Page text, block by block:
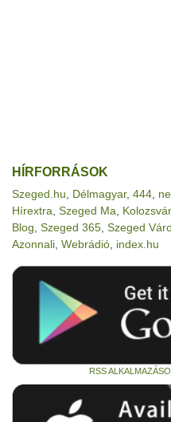
HÍRFORRÁSOK
Szeged.hu Délmagyar, 444
Hírextra Szeged Ma
Blog Szeged 365 Szeged
Azonnali Webrádió index.hu
RSS